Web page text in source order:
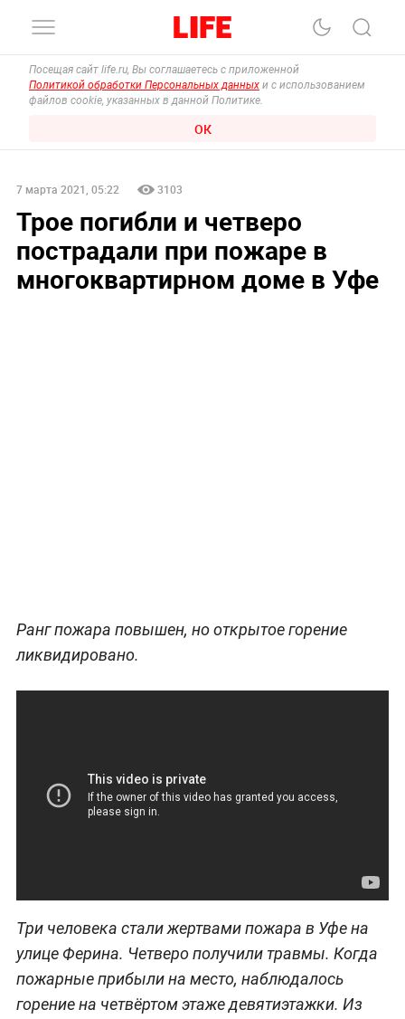
Посещая сайт life.ru, Вы соглашаетесь с приложенной
Политикой обработки Персональных данных и с использованием
файлов cookie, указанных в данной Политике.
ОК
7 марта 2021, 05:22 3103
Трое погибли и четверо
пострадали при пожаре в
многоквартирном доме в Уфе
Ранг пожара повышен, но открытое горение
ликвидировано.
Три человека стали жертвами пожара в Уфе на
улице Ферина. Четверо получили травмы. Когда
пожарные прибыли на место, наблюдалось
горение на четвёртом этаже девятиэтажки. Из